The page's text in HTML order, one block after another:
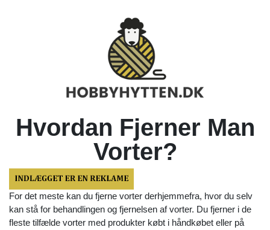
Hvordan Fjerner Man
Vorter?
For det meste kan du fjerne vorter derhjemmefra, hvor du selv
kan stå for behandlingen og fjernelsen af vorter. Du fjerner i de
fleste tilfælde vorter med produkter købt i håndkøbet eller på